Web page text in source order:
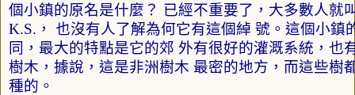
個小鎮的原名是什麼？ 已經不重要了，大多數人就
K.S. ， 也沒有人了解為何它有這個綽 號。這個小鎮
同，最大的特點是它的郊 外有很好的灌溉系統，也
樹木，據說，這是非洲樹木 最密的地方，而這些樹
種的。